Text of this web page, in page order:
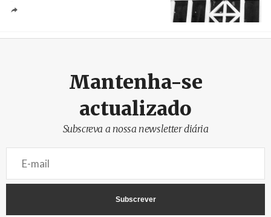
Mantenha-se
actualizado
Subscreva a nossa newsletter diária